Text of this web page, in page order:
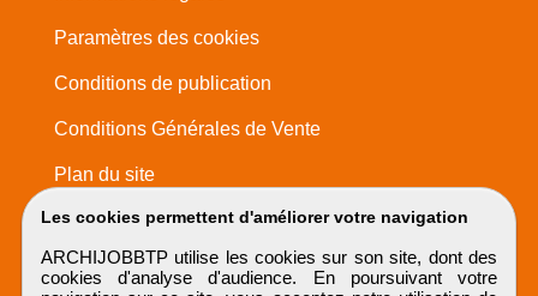
Les cookies permettent d'améliorer votre navigation
ARCHIJOBBTP utilise les cookies sur son site, dont des
cookies d'analyse d'audience. En poursuivant votre
Paramètres des cookies
Conditions de publication
Conditions Générales de Vente
Plan du site